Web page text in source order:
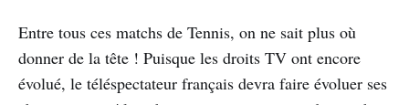
Entre tous ces matchs de Tennis, on ne sait plus où
donner de la tête ! Puisque les droits TV ont encore
évolué, le téléspectateur français devra faire évoluer ses